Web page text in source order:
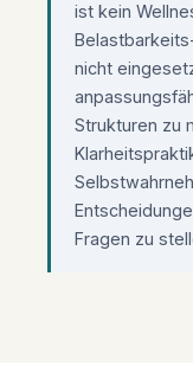
ist kein
nicht
Strukturen zu
Fragen zu